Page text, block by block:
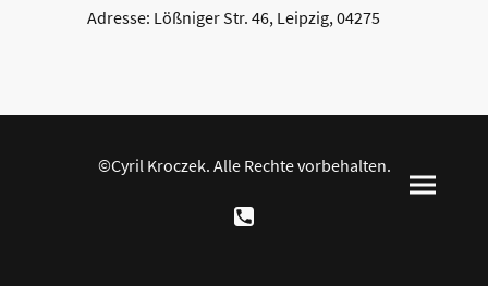
Adresse: Lößniger Str. 46, Leipzig, 04275
©Cyril Kroczek. Alle Rechte vorbehalten.